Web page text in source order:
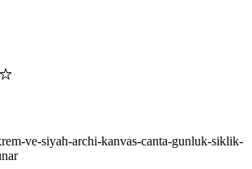
ve-siyah-archi-kanvas-canta-gunluk-siklik-